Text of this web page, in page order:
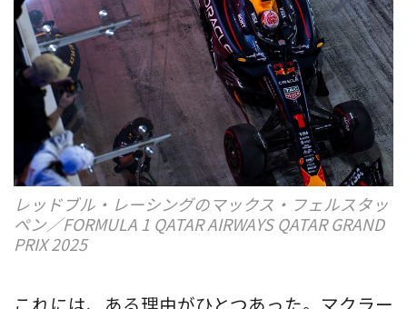
レッドブル・レーシングのマックス・フェルスタッ
ペン／FORMULA 1 QATAR AIRWAYS QATAR GRAND
PRIX 2025